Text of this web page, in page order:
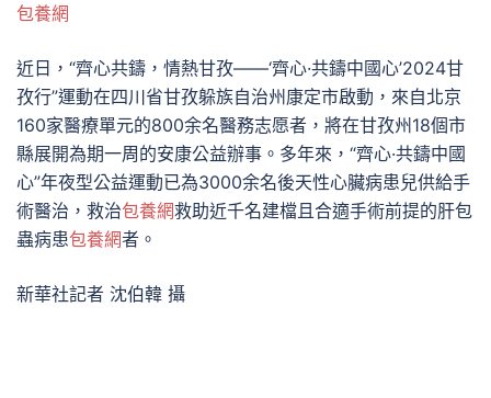
包養網
近日，“齊心共鑄，情熱甘孜——‘齊心·共鑄中國心’2024甘
孜行”運動在四川省甘孜躲族自治州康定市啟動，來自北京
160家醫療單元的800余名醫務志愿者，將在甘孜州18個市
縣展開為期一周的安康公益辦事。多年來，“齊心·共鑄中國
心”年夜型公益運動已為3000余名後天性心臟病患兒供給手
術醫治，救治包養網救助近千名建檔且合適手術前提的肝包
蟲病患包養網者。
新華社記者 沈伯韓 攝